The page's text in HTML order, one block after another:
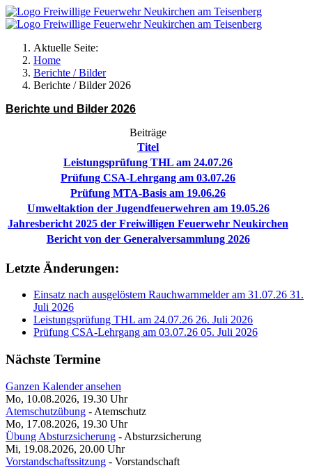
Aktuelle Seite:
Home
Berichte / Bilder
Berichte / Bilder 2026
Berichte und Bilder 2026
Beiträge
Titel
Leistungsprüfung THL am 24.07.26
Prüfung CSA-Lehrgang am 03.07.26
Prüfung MTA-Basis am 19.06.26
Umweltaktion der Jugendfeuerwehren am 19.05.26
Jahresbericht 2025 der Freiwilligen Feuerwehr Neukirchen
Bericht von der Generalversammlung 2026
Letzte Änderungen:
Einsatz nach ausgelöstem Rauchwarnmelder am 31.07.26 31.
Juli 2026
Leistungsprüfung THL am 24.07.26 26. Juli 2026
Prüfung CSA-Lehrgang am 03.07.26 05. Juli 2026
Nächste Termine
Ganzen Kalender ansehen
Mo, 10.08.2026, 19.30 Uhr
Atemschutzübung - Atemschutz
Mo, 17.08.2026, 19.30 Uhr
Übung Absturzsicherung - Absturzsicherung
Mi, 19.08.2026, 20.00 Uhr
Vorstandschaftssitzung - Vorstandschaft